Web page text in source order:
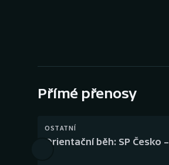
Přímé přenosy
OSTATNÍ
Orientační běh: SP Česko